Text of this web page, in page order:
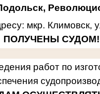
мкр. Климовск,
ПОЛУЧЕНЫ СУДОМ!
работ по